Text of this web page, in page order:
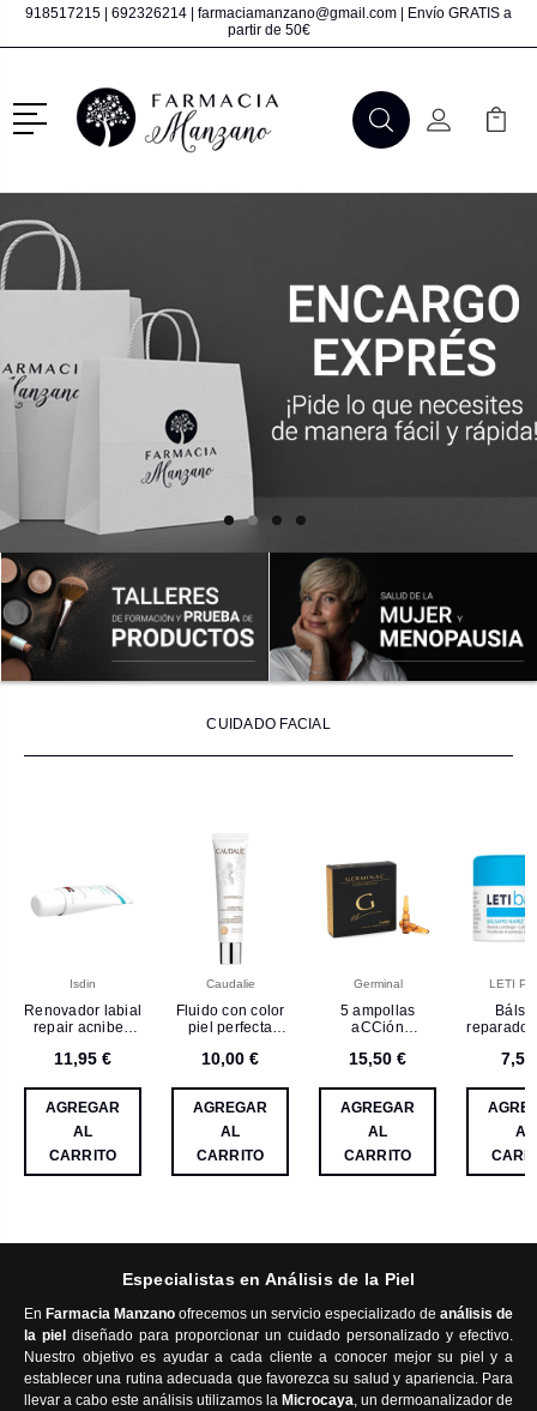
918517215 692326214 farmaciamanzano@gmail.com | Envío GRATIS a
partir de 50€
Menú
BuscarMi Cuenta
Mi
CUIDADO FACIAL
Isdin
Renovador labial
repair acniben
11,95 €
AGREGAR
AL
CARRITO
Caudalie
Fluido con color
piel perfecta
FPS 20 caudalie
10,00 €
AGREGAR
AL
CARRITO
Germinal
5 ampollas
aCCión
germinal
15,50 €
AGREGAR
AL
CARRITO
LETI
reparador
AL
Especialistas en Análisis de la Piel
En Farmacia Manzano ofrecemos un servicio especializado de análisis de
la piel diseñado para proporcionar un cuidado personalizado y efectivo.
Nuestro objetivo es ayudar a cada cliente a conocer mejor su piel y a
establecer una rutina adecuada que favorezca su salud y apariencia. Para
llevar a cabo este análisis utilizamos la Microcaya , un dermoanalizador de